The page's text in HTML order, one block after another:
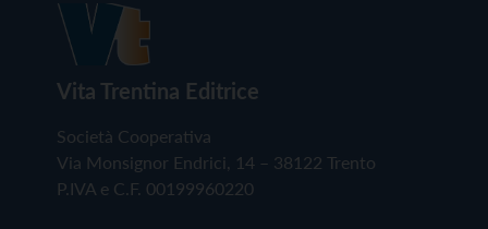
Vita Trentina Editrice
Società Cooperativa
Via Monsignor Endrici, 14 – 38122 Trento
P.IVA e C.F. 00199960220